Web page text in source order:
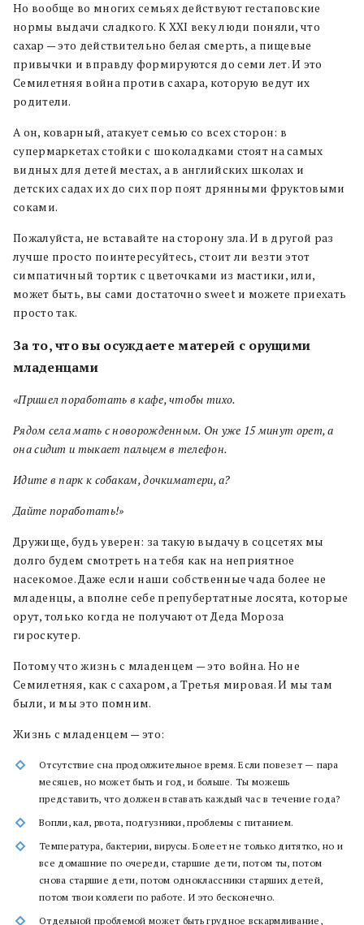
Но вообще во многих семьях действуют гестаповские
нормы выдачи сладкого. К XXI веку люди поняли, что
сахар — это действительно белая смерть, а пищевые
привычки и вправду формируются до семи лет. И это
Семилетняя война против сахара, которую ведут их
родители.
А он, коварный, атакует семью со всех сторон: в
супермаркетах стойки с шоколадками стоят на самых
видных для детей местах, а в английских школах и
детских садах их до сих пор поят дрянными фруктовыми
соками.
Пожалуйста, не вставайте на сторону зла. И в другой раз
лучше просто поинтересуйтесь, стоит ли везти этот
симпатичный тортик с цветочками из мастики, или,
может быть, вы сами достаточно sweet и можете приехать
просто так.
За то, что вы осуждаете матерей с орущими
младенцами
«Пришел поработать в кафе, чтобы тихо.
Рядом села мать с новорожденным. Он уже 15 минут орет, а
она сидит и тыкает пальцем в телефон.
Идите в парк к собакам, дочкиматери, а?
Дайте поработать!»
Дружище, будь уверен: за такую выдачу в соцсетях мы
долго будем смотреть на тебя как на неприятное
насекомое.Даже если наши собственные чада более не
младенцы, а вполне себе препубертатные лосята, которые
орут, только когда не получают от Деда Мороза
гироскутер.
Потому что жизнь с младенцем — это война. Но не
Семилетняя, как с сахаром, а Третья мировая. И мы там
были, и мы это помним.
Жизнь с младенцем — это:
Отсутствие сна продолжительное время. Если повезет — пара
месяцев, но может быть и год, и больше. Ты можешь
представить, что должен вставать каждый час в течение года?
Вопли, кал, рвота, подгузники, проблемы с питанием.
Температура, бактерии, вирусы. Болеет не только дитятко, но и
все домашние по очереди, старшие дети, потом ты, потом
снова старшие дети, потом одноклассники старших детей,
потом твои коллеги по работе. И это бесконечно.
Отдельной проблемой может быть грудное вскармливание,